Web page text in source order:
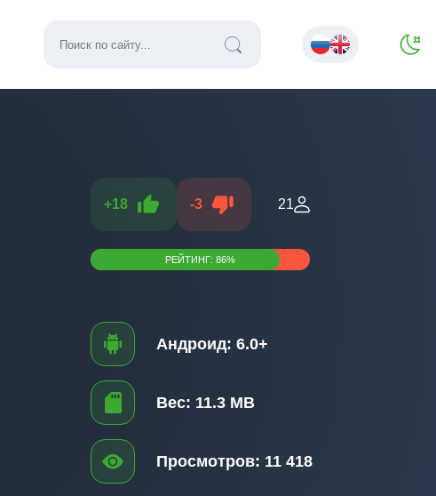
+18 -3 21
РЕЙТИНГ:86%
Андроид: 6.0+
Вес: 11.3 MB
Просмотров: 11 418